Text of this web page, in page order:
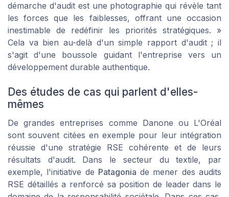
démarche d'audit est une photographie qui révèle tant
les forces que les faiblesses, offrant une occasion
inestimable de redéfinir les priorités stratégiques. »
Cela va bien au-delà d'un simple rapport d'audit ; il
s'agit d'une boussole guidant l'entreprise vers un
développement durable authentique.
Des études de cas qui parlent d'elles-
mêmes
De grandes entreprises comme Danone ou L'Oréal
sont souvent citées en exemple pour leur intégration
réussie d'une stratégie RSE cohérente et de leurs
résultats d'audit. Dans le secteur du textile, par
exemple, l'initiative de Patagonia de mener des audits
RSE détaillés a renforcé sa position de leader dans le